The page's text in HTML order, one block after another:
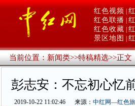
红色视频
红色联播
红色收藏
景区地图
当前位置：新闻类>>特稿精选>>正文
彭志安：不忘初心忆
2019-10-22 11:02:46 来源： 中红网—红色